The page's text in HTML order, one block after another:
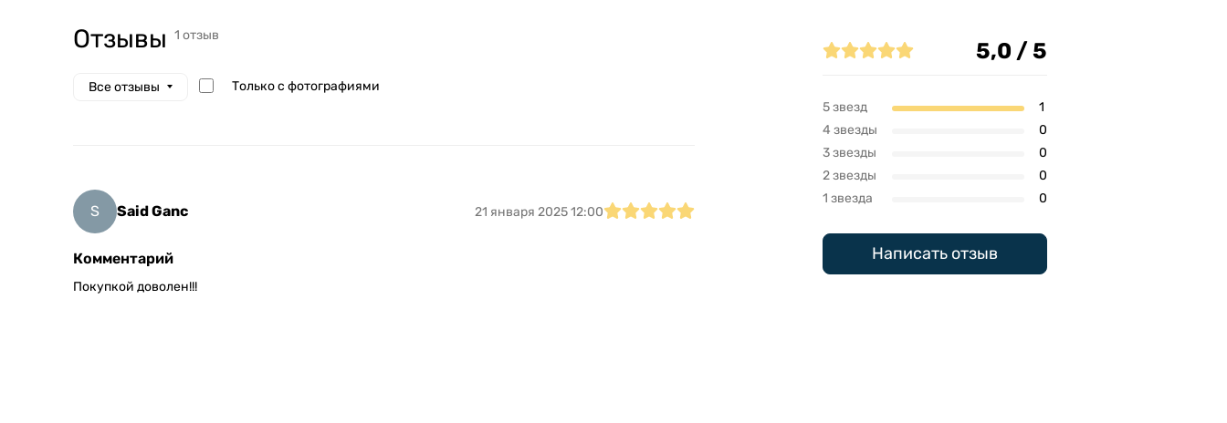
Отзывы (1) 5,0 / 5
5 звезд
1
4 звезды
0
3 звезды
0
2 звезды
0
1 звезда
0
Написать отзыв
Отзывы 1 отзыв
Все отзывы Только с фотографиями
S Said Ganc 21 января 2025 12:00
Комментарий
Покупкой доволен!!!